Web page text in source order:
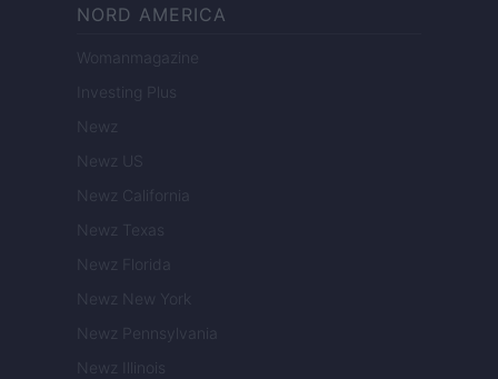
NORD AMERICA
Womanmagazine
Investing Plus
Newz
Newz US
Newz California
Newz Texas
Newz Florida
Newz New York
Newz Pennsylvania
Newz Illinois